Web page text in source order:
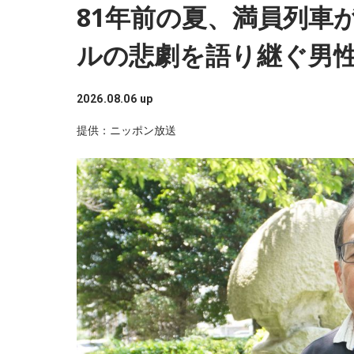
81年前の夏、満員列
ルの悲劇を語り継ぐ男
2026.08.06 up
提供：ニッポン放送